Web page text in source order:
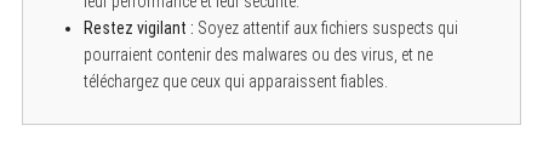
Restez vigilant : Soyez attentif aux fichiers suspects qui
pourraient contenir des malwares ou des virus, et ne
téléchargez que ceux qui apparaissent fiables.